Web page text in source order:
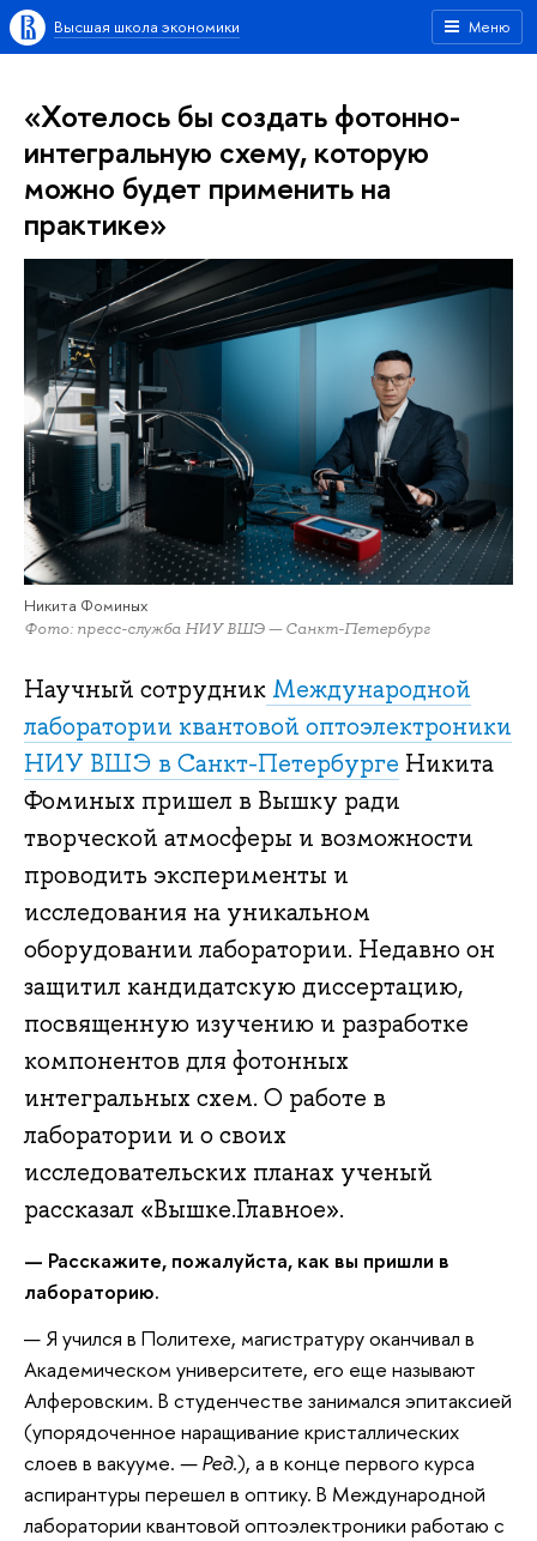
Меню
Высшая школа экономики
«Хотелось бы создать фотонно-
интегральную схему, которую
можно будет применить на
практике»
Никита Фоминых
Фото: пресс-служба НИУ ВШЭ — Санкт-Петербург
Научный сотрудник Международной
лаборатории квантовой оптоэлектроники
НИУ ВШЭ в Санкт-Петербурге Никита
Фоминых пришел в Вышку ради
творческой атмосферы и возможности
проводить эксперименты и
исследования на уникальном
оборудовании лаборатории. Недавно он
защитил кандидатскую диссертацию,
посвященную изучению и разработке
компонентов для фотонных
интегральных схем. О работе в
лаборатории и о своих
исследовательских планах ученый
рассказал «Вышке.Главное».
— Расскажите, пожалуйста, как вы пришли в
лабораторию.
— Я учился в Политехе, магистратуру оканчивал в
Академическом университете, его еще называют
Алферовским. В студенчестве занимался эпитаксией
(упорядоченное наращивание кристаллических
слоев в вакууме. — Ред.), а в конце первого курса
аспирантуры перешел в оптику. В Международной
лаборатории квантовой оптоэлектроники работаю с